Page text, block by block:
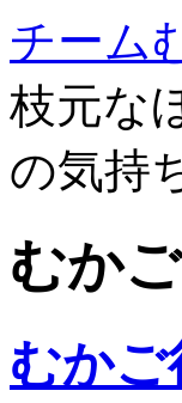
チーム
枝元な
の気持
むか
むか